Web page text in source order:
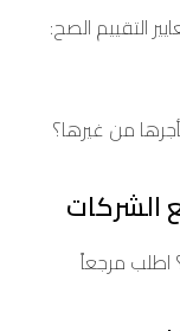
التقييم الصح:
من غيرها؟
الشركات
مرجعاً